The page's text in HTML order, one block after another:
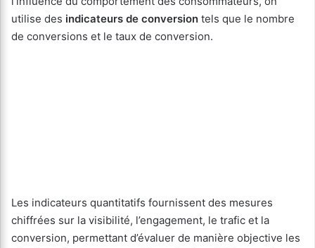
utilise des indicateurs de conversion tels que le nombre
de conversions et le taux de conversion.
Les indicateurs quantitatifs fournissent des mesures
chiffrées sur la visibilité, l’engagement, le trafic et la
conversion, permettant d’évaluer de manière objective les